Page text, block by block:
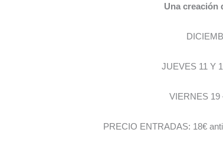
Una creación
JUEVES 11 Y
VIERNES 19
PRECIO ENTRADAS: 18€